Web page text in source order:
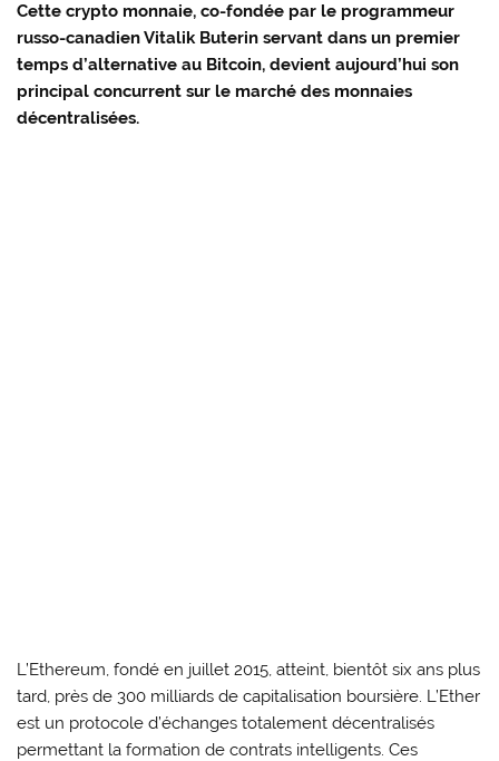
Cette crypto monnaie, co-fondée par le programmeur
russo-canadien Vitalik Buterin servant dans un premier
temps d’alternative au Bitcoin, devient aujourd’hui son
principal concurrent sur le marché des monnaies
décentralisées.
L’Ethereum, fondé en juillet 2015, atteint, bientôt six ans plus
tard, près de 300 milliards de capitalisation boursière. L’Ether
est un protocole d’échanges totalement décentralisés
permettant la formation de contrats intelligents. Ces